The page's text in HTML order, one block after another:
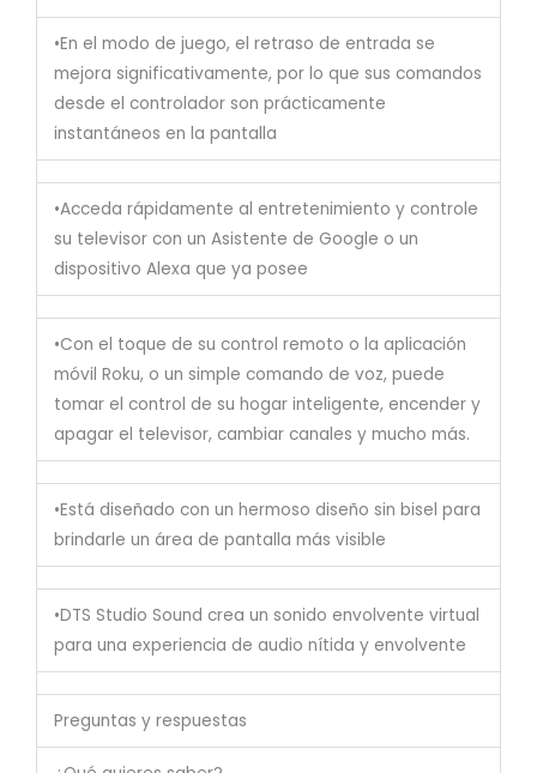
•En el modo de juego, el retraso de entrada se
mejora significativamente, por lo que sus comandos
desde el controlador son prácticamente
instantáneos en la pantalla
•Acceda rápidamente al entretenimiento y controle
su televisor con un Asistente de Google o un
dispositivo Alexa que ya posee
•Con el toque de su control remoto o la aplicación
móvil Roku, o un simple comando de voz, puede
tomar el control de su hogar inteligente, encender y
apagar el televisor, cambiar canales y mucho más.
•Está diseñado con un hermoso diseño sin bisel para
brindarle un área de pantalla más visible
•DTS Studio Sound crea un sonido envolvente virtual
para una experiencia de audio nítida y envolvente
Preguntas y respuestas